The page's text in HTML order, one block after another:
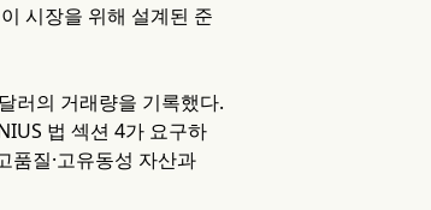
시장을 위해 설계된 준
러의 거래량을 기록했다.
법 섹션 4가 요구하
품질·고유동성 자산과